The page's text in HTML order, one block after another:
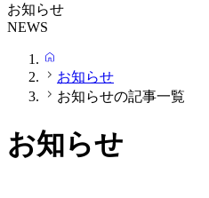
お知らせ
NEWS
お知らせ
お知らせの記事一覧
お知らせ